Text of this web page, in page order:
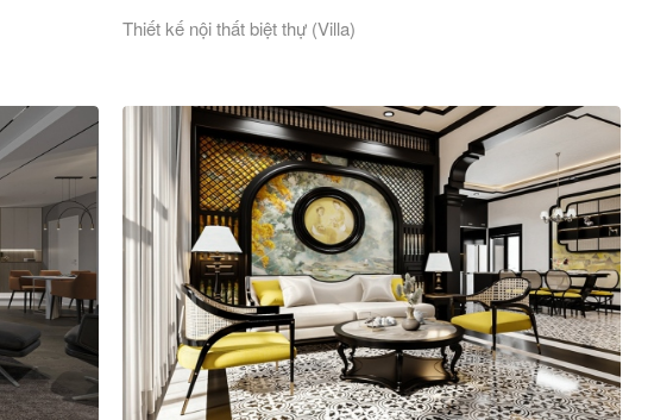
Thiết kế nội thất biệt thự (Villa)